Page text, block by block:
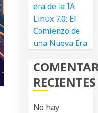
era de la IA
Linux 7.0: El
Comienzo de
una Nueva Era
RECIENTES
No hay